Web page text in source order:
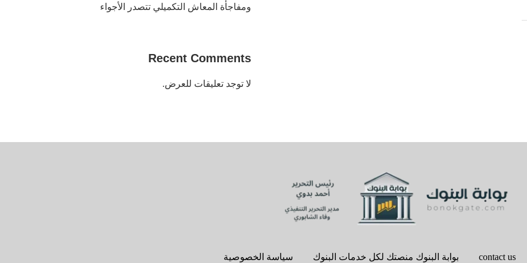
ومفاجأة المعاش التكميلي تتصدر الأجواء
Recent Comments
لا توجد تعليقات للعرض.
contact us بوابة البنوك منصتك لكل خدمات البنوك سياسة الخصوصية